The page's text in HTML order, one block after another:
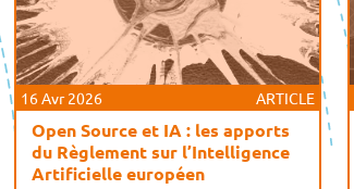
16 Avr 2026 ARTICLE
Open Source et IA : les apports
du Règlement sur l’Intelligence
Artificielle européen